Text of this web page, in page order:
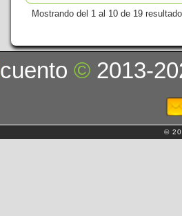
Mostrando del 1 al 10 de 19
cuento© 2013-
©